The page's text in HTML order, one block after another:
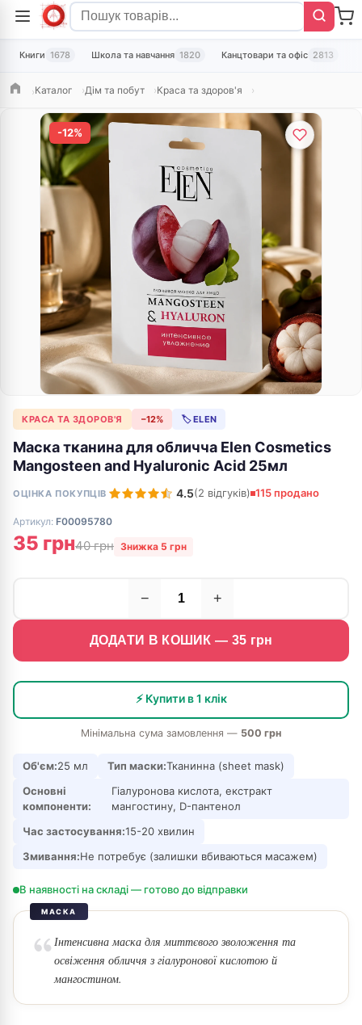
Книги 1678 Школа та навчання 1820 Канцтовари та офіс 2813
ГоловнаКаталог Дім та побут Краса та здоров'я
-12%
КРАСА ТА ЗДОРОВ'Я −12% 🏷 ELEN
Маска тканина для обличча Elen Cosmetics
Mangosteen and Hyaluronic Acid 25мл
ОЦІНКА ПОКУПЦІВ 4.5(2 відгуків) 115 продано
Артикул: F00095780
35 грн40 грн Знижка 5 грн
− +
ДОДАТИ В КОШИК — 35 грн
⚡ Купити в 1 клік
Мінімальна сума замовлення — 500 грн
Об'єм:25 мл Тип маски:Тканинна (sheet mask)
Основні
компоненти:
Гіалуронова кислота, екстракт
мангостину, D-пантенол
Час застосування:15-20 хвилин
Змивання:Не потребує (залишки вбиваються масажем)
В наявності на складі — готово до відправки
МАСКА
Інтенсивна маска для миттєвого зволоження та
освіження обличчя з гіалуронової кислотою й
мангостином.